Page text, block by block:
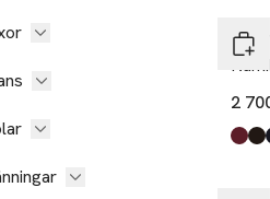
Part
2
Dark
Black
Dark